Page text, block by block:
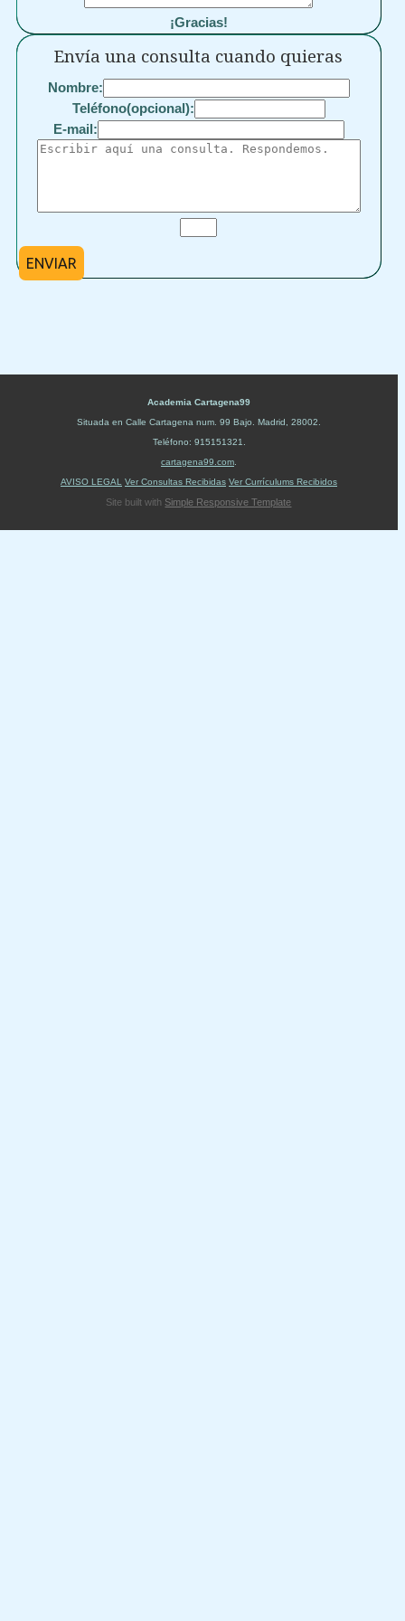
¡Gracias!
Envía una consulta cuando quieras
Nombre:
Teléfono(opcional):
E-mail:
ENVIAR
Academia Cartagena99
Situada en Calle Cartagena num. 99 Bajo Madrid 28002
Teléfono: 915151321
cartagena99.com
AVISO LEGAL
Ver Consultas Recibidas Ver Currículums Recibidos
Site built with Simple Responsive Template